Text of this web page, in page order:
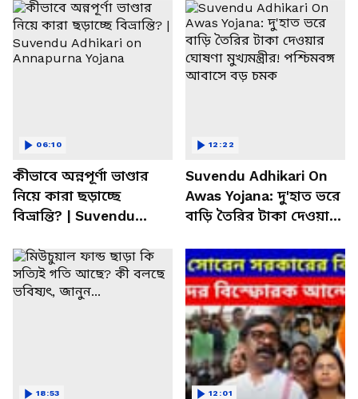
কীভাবে অন্নপূর্ণা ভাণ্ডার
নিয়ে কারা ছড়াচ্ছে
বিভ্রান্তি? | Suvendu
Yojana
06:10
Suvendu Adhikari On
Awas Yojana: দু'হাত ভরে
বাড়ি তৈরির টাকা দেওয়ার
পশ্চিমবঙ্গ আবাসে বড়
চমক
12:22
18:53 12:01